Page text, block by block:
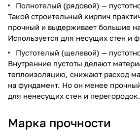
Полнотелый (рядовой) —
Такой строительный кирпич
прочный и выдерживает большие
Используется для несущих стен и
Пустотелый (щелевой) —
Внутренние пустоты делают
теплоизоляцию, снижают расход
на фундамент. Но он менее
для ненесущих стен и перегородок.
Марка прочности